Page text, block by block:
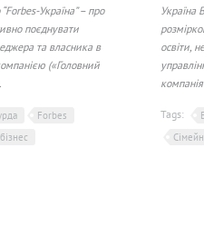
Україна” – про
поєднувати
та власника в
(«Головний
Forbes
Україна
освіти,
Tags: